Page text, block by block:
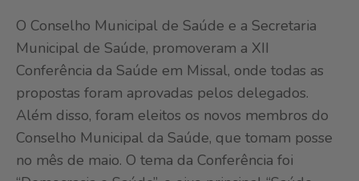
O Conselho Municipal de Saúde e a Secretaria
Municipal de Saúde, promoveram a XII
Conferência da Saúde em Missal, onde todas as
propostas foram aprovadas pelos delegados.
Além disso, foram eleitos os novos membros do
Conselho Municipal da Saúde, que tomam posse
no mês de maio. O tema da Conferência foi